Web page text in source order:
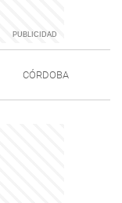
CÓRDOBA